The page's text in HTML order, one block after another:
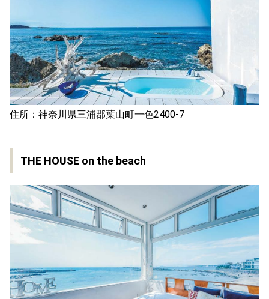
住所：神奈川県三浦郡葉山町一色2400-7
THE HOUSE on the beach